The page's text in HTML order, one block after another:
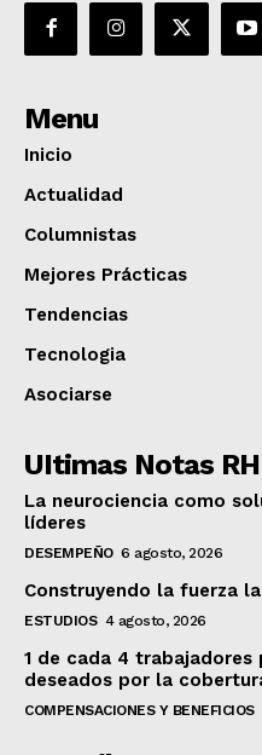
Menu
Inicio
Actualidad
Columnistas
Mejores Prácticas
Tendencias
Tecnologia
Asociarse
UItimas Notas RH
La neurociencia como
líderes
DESEMPEÑO 6 agosto, 2026
Construyendo la fuerza
ESTUDIOS 4 agosto, 2026
1 de cada 4 trabajadores
deseados por la
COMPENSACIONES Y BENEFICIOS